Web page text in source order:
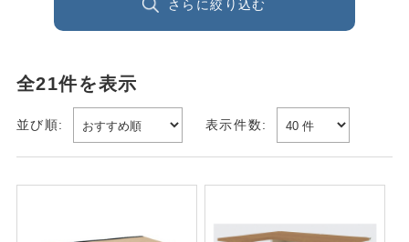
さらに絞り込む
全21件を表示
並び順: 表示件数: